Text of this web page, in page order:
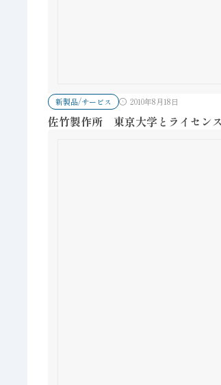
新製品/サービス 2010年8月18日
佐竹製作所 東京大学とライセン